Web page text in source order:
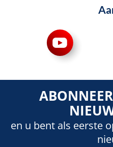
en u bent als eerste